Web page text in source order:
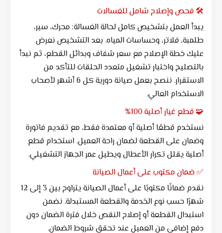
🛠️ فحص وإصلاح شامل للغسالات
يبدأ العمل بتشخيص كامل لحالة الغسالة: محرك، سير،
طلمبة، فلاتر، وحساسات المياه. بعد التشخيص نعرض
عليك خطة الإصلاح مع سعر شفاف وبدائل القطع، ثم نبدأ
بالتصليح واختبار تشغيل متعدد الحلقات للتأكد من
الاستقرار. ننصح بعمل صيانة دورية كل 6 أشهر لأصحاب
الاستخدام العالي.
🧩 قطع غيار أصلية 100%
نستخدم قطعًا أصلية أو معتمدة فقط، مع تقديم فاتورة
وضمان على القطعة لضمان راحة العميل. استخدام قطع
أصلية يقلل تكرار الأعطال ويطيل عمر الجهاز التشغيلي.
✅ ضمان مكتوب على أعمال الصيانة
نقدم ضمانًا مكتوبًا على أعمال الصيانة يتراوح بين 3 إلى 12
شهرًا حسب نوع الخدمة والقطعة المستبدلة. نضمن
استبدال القطعة أو إصلاح النقص خلال فترة الضمان دون
دفع إضافي من العميل عند تحقق شروط الضمان.